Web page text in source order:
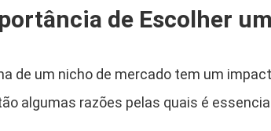
de Escolher
de um nicho de mercado tem um
algumas razões pelas quais é